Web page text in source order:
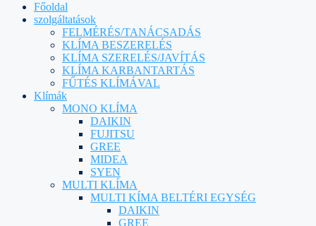
Főoldal
szolgáltatások
FELMÉRÉS/TANÁCSADÁS
KLÍMA BESZERELÉS
KLÍMA SZERELÉS/JAVÍTÁS
KLÍMA KARBANTARTÁS
FŰTÉS KLÍMÁVAL
Klímák
MONO KLÍMA
DAIKIN
FUJITSU
GREE
MIDEA
SYEN
MULTI KLÍMA
MULTI KÍMA BELTÉRI EGYSÉG
DAIKIN
GREE